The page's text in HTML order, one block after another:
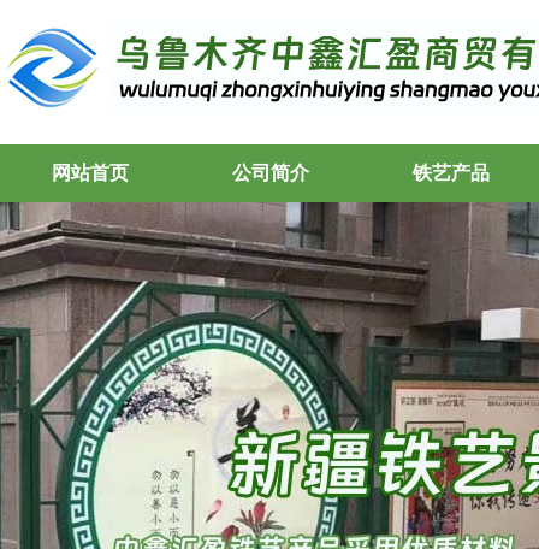
网站首页 公司简介 铁艺产品